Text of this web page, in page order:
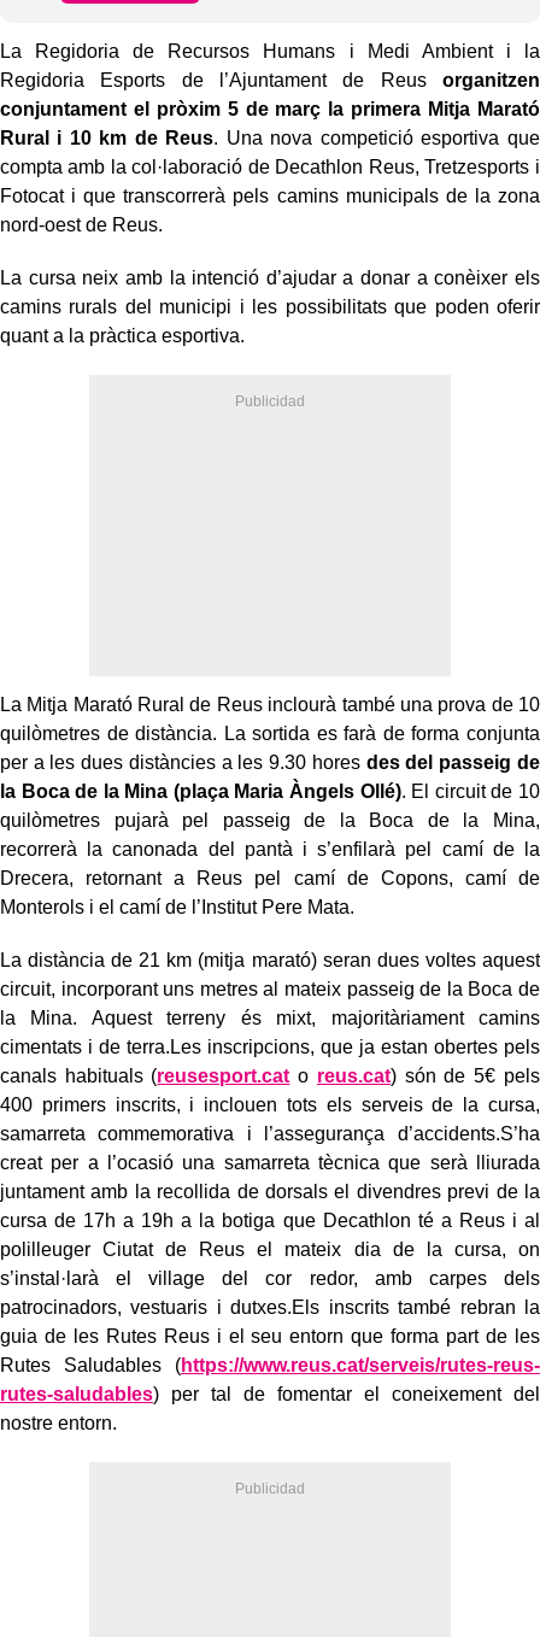
La Regidoria de Recursos Humans i Medi Ambient i la
Regidoria Esports de l’Ajuntament de Reusorganitzen
conjuntament el pròxim 5 de març la primera Mitja Marató
Rural i 10 km de Reus. Una nova competició esportiva que
compta amb la col·laboració de Decathlon Reus, Tretzesports i
Fotocat i que transcorrerà pels camins municipals de la zona
nord-oest de Reus.
La cursa neix amb la intenció d’ajudar a donar a conèixer els
camins rurals del municipi i les possibilitats que poden oferir
quant a la pràctica esportiva.
La Mitja Marató Rural de Reus inclourà també una prova de 10
quilòmetres de distància. La sortida es farà de forma conjunta
per a les dues distàncies a les 9.30 horesdes del passeig de
la Boca de la Mina (plaça Maria Àngels Ollé). El circuit de 10
quilòmetres pujarà pel passeig de la Boca de la Mina,
recorrerà la canonada del pantà i s’enfilarà pel camí de la
Drecera, retornant a Reus pel camí de Copons, camí de
Monterols i el camí de l’Institut Pere Mata.
La distància de 21 km (mitja marató) seran dues voltes aquest
circuit, incorporant uns metres al mateix passeig de la Boca de
la Mina. Aquest terreny és mixt, majoritàriament camins
cimentats i de terra.Les inscripcions, que ja estan obertes pels
canals habituals (reusesport.cat o reus.cat) són de 5€ pels
400 primers inscrits, i inclouen tots els serveis de la cursa,
samarreta commemorativa i l’assegurança d’accidents.S’ha
creat per a l’ocasió una samarreta tècnica que serà lliurada
juntament amb la recollida de dorsals el divendres previ de la
cursa de 17h a 19h a la botiga que Decathlon té a Reus i al
polilleuger Ciutat de Reus el mateix dia de la cursa, on
s’instal·larà el village del cor redor, amb carpes dels
patrocinadors, vestuaris i dutxes.Els inscrits també rebran la
guia de les Rutes Reus i el seu entorn que forma part de les
Rutes Saludables (https://www.reus.cat/serveis/rutes-reus-
rutes-saludables) per tal de fomentar el coneixement del
nostre entorn.